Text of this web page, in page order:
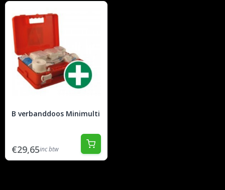
B verbanddoos Minimulti
€29,65inc btw